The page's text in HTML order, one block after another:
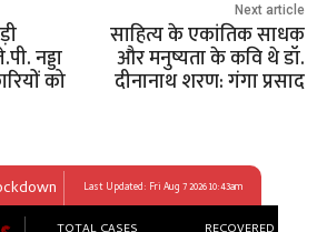
नड्डा
को
Next article
साहित्य के एकांतिक साधक
और मनुष्यता के कवि थे डॉ.
दीनानाथ शरण: गंगा प्रसाद